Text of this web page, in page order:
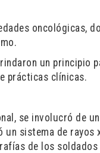
oncológicas,
un
prácticas clínicas.
se involucró de
un sistema de
de los soldados